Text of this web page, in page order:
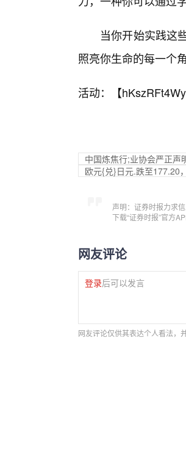
当你开始实践这
照亮你生命的每一个角
活动：【
中国炼焦行;业协会严正声
欧元{兑}日元.跌至177.20
声明：证券时报力求
下载“证券时报”官方
网友评论
登录后可以发言
网友评论仅供其表达个人看法，